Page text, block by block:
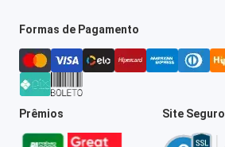
Formas de Pagamento
Prêmios Site Seguro